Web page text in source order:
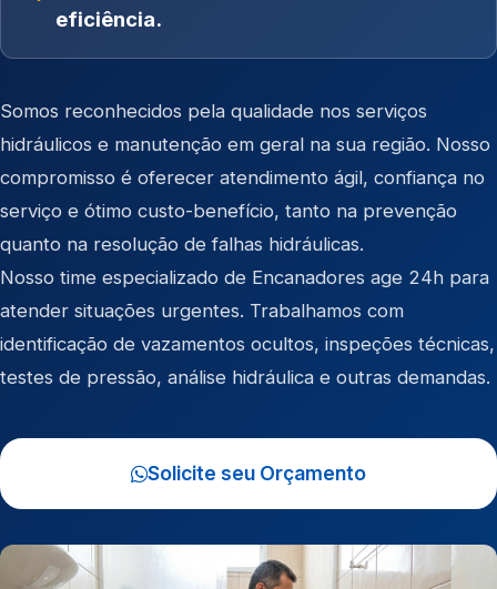
eficiência.
Somos reconhecidos pela qualidade nos serviços
hidráulicos e manutenção em geral na sua região. Nosso
compromisso é oferecer atendimento ágil, confiança no
serviço e ótimo custo-benefício, tanto na prevenção
quanto na resolução de falhas hidráulicas.
Nosso time especializado de Encanadores age 24h para
atender situações urgentes. Trabalhamos com
identificação de vazamentos ocultos, inspeções técnicas,
testes de pressão, análise hidráulica e outras demandas.
Solicite seu Orçamento